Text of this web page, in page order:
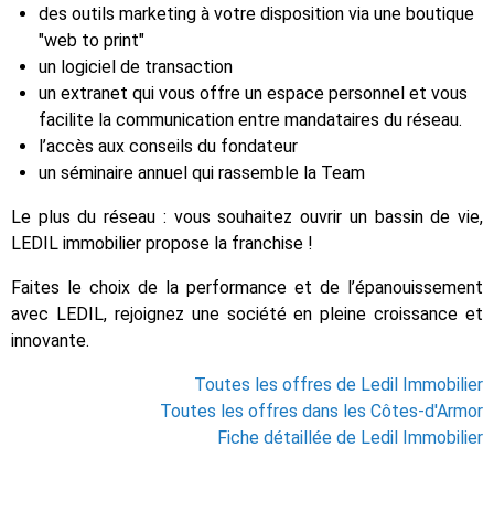
des outils marketing à votre disposition via une boutique
"web to print"
un logiciel de transaction
un extranet qui vous offre un espace personnel et vous
facilite la communication entre mandataires du réseau.
l’accès aux conseils du fondateur
un séminaire annuel qui rassemble la Team
Le plus du réseau : vous souhaitez ouvrir un bassin de vie,
LEDIL immobilier propose la franchise !
Faites le choix de la performance et de l’épanouissement
avec LEDIL, rejoignez une société en pleine croissance et
innovante.
Toutes les offres de Ledil Immobilier
Toutes les offres dans les Côtes-d'Armor
Fiche détaillée de Ledil Immobilier